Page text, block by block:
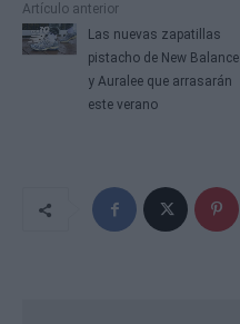
Artículo anterior
Las nuevas zapatillas
pistacho de New Balance
y Auralee que arrasarán
este verano